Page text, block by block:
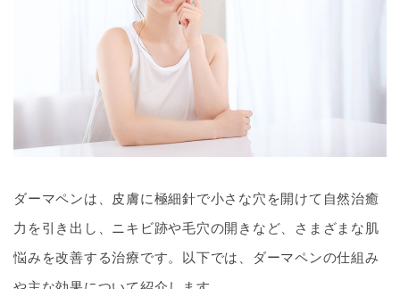
ダーマペンは、皮膚に極細針で小さな穴を開けて自然治癒
力を引き出し、ニキビ跡や毛穴の開きなど、さまざまな肌
悩みを改善する治療です。以下では、ダーマペンの仕組み